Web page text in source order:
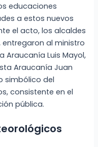
educaciones
a estos nuevos
el acto, los alcaldes
al ministro
Araucanía Luis Mayol,
Araucanía Juan
simbólico del
consistente en el
pública.